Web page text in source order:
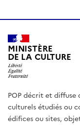
MINISTÈRE
DE LA CULTURE
POP décrit et diffuse
culturels étudiés ou
édifices ou sites,